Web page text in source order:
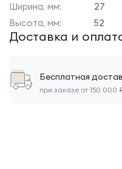
Ширина, мм:
27
Высота, мм:
52
Доставка и
Бесплатная
при заказе от 150 000